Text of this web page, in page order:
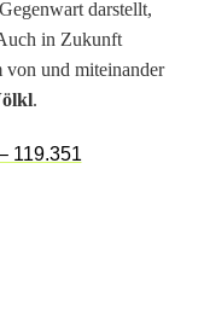
darstellt,
in Zukunft
von und miteinander
.